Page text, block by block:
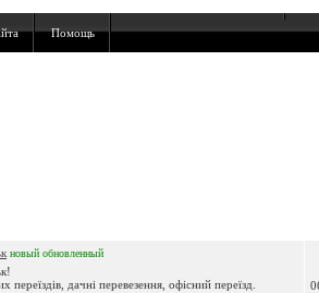
Помощь
новый обновленный
переїздів, дачні перевезення, офісний переїзд.